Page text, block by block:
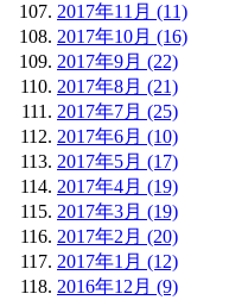
2017年11月 (11)
2017年10月 (16)
2017年9月 (22)
2017年8月 (21)
2017年7月 (25)
2017年6月 (10)
2017年5月 (17)
2017年4月 (19)
2017年3月 (19)
2017年2月 (20)
2017年1月 (12)
2016年12月 (9)